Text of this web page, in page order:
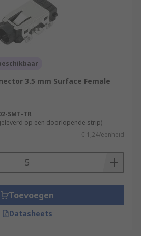
3.5 mm Surface Female
SMT-TR
op een doorlopende strip)
€ 1,24/eenheid
Toevoegen
Datasheets